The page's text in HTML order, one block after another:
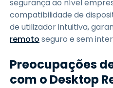
segurança ao nível
compatibilidade de
de utilizador intuitiva,
remoto seguro e sem
Preocupações
com o Desktop